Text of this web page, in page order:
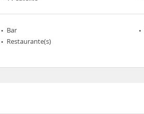
Bar
Restaurante(s)